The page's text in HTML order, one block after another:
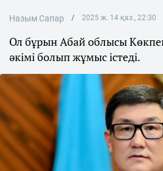
Назым Сапар 2025 ж. 14 қаз., 22:30
Ол бұрын Абай облысы
әкімі болып жұмыс істеді.